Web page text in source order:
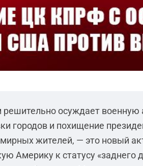
осуждает
городов и похищение
жителей, — это новый
Америку к статусу «заднего